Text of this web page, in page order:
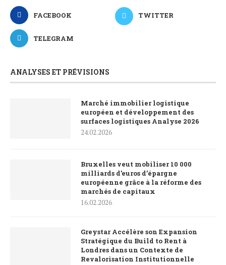
FACEBOOK TWITTER
TELEGRAM
ANALYSES ET PRÉVISIONS
Marché immobilier logistique
européen et développement des
surfaces logistiques Analyse 2026
24.02.2026
Bruxelles veut mobiliser 10 000
milliards d’euros d’épargne
européenne grâce à la réforme des
marchés de capitaux
16.02.2026
Greystar Accélère son Expansion
Stratégique du Build to Rent à
Londres dans un Contexte de
Revalorisation Institutionnelle